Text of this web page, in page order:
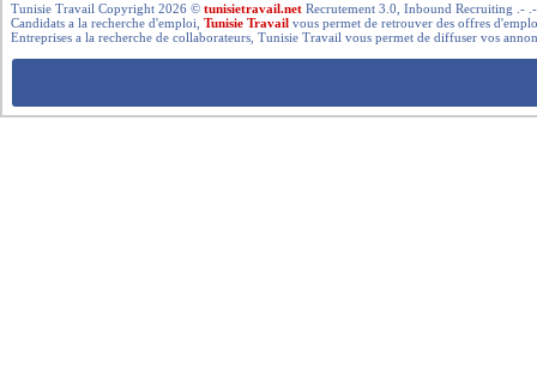
Tunisie Travail Copyright 2026 ©tunisietravail.net Recrutement 3.0, Inbound Recruiting .-
Candidats a la recherche d'emploi,Tunisie Travail vous permet de retrouver des offres
Entreprises a la recherche de collaborateurs, Tunisie Travail vous permet de diffuser vos